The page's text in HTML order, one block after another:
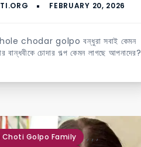
chodar golpo বন্ধুরা সবাই কেমন
চোদার গল্প কেমন লাগছে আপনাদের?
Choti Golpo Family , ,,